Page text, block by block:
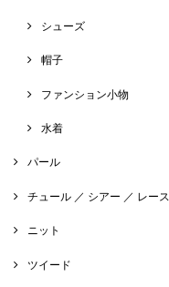
シューズ
帽子
ファンション小物
水着
パール
チュール ／ シアー ／ レース
ニット
ツイード